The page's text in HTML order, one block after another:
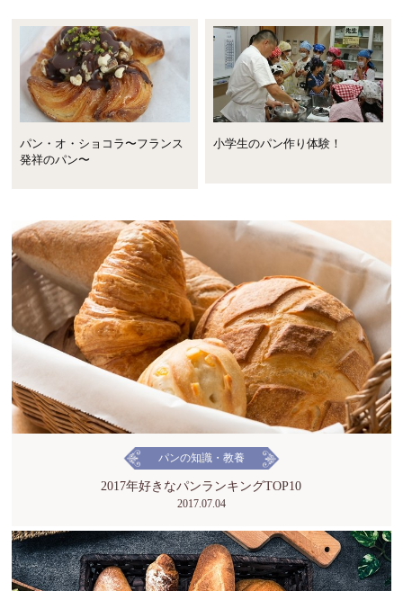
パン・オ・ショコラ〜フランス
発祥のパン〜
小学生のパン作り体験！
パンの知識・教養
2017年好きなパンランキングTOP10
2017.07.04